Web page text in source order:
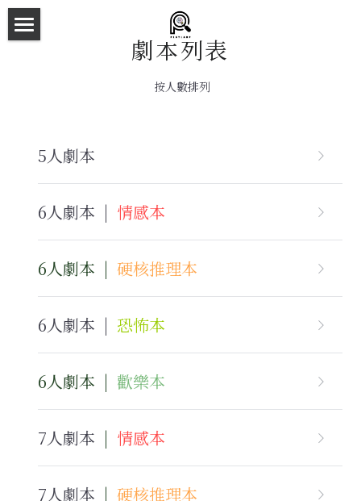
主持人檔案
劇本相冊
拼團快團群組
劇本殺介紹
新手須知
預約方法
主題房間
會員優惠
學生優惠
劇本列表
按人數排列
5人劇本
6人劇本  | 情感本
6人劇本  | 硬核推理本
6人劇本  | 恐怖本
6人劇本  | 歡樂本
7人劇本 | 情感本
7人劇本 | 硬核推理本
商品分類